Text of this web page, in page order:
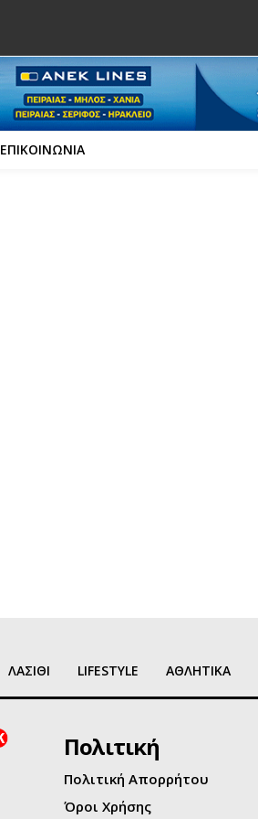
ΕΠΙΚΟΙΝΩΝΙΑ
ΛΑΣΙΘΙ LIFESTYLE ΑΘΛΗΤΙΚΑ
Πολιτική
Πολιτική Απορρήτου
Όροι Χρήσης